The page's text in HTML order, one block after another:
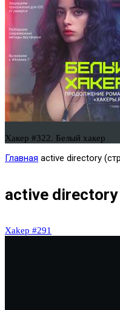
Хакер #322. Белый хакер
Главная active directory
active directory
Xakep #291